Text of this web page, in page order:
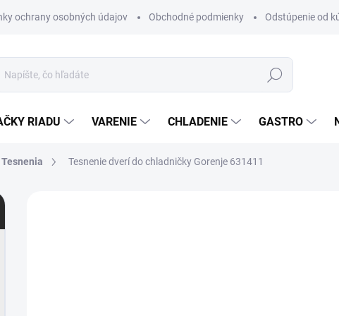
ochrany osobných údajov Obchodné podmienky Odstúpenie od
Hľadať
RIADU VARENIE CHLADENIE GASTRO
Tesnenia Tesnenie dverí do chladničky Gorenje 631411